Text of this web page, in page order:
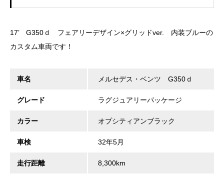
17’ G350ｄ フェアリーデザイン×グリッドver. 内装ブルーの
カスタム車両です！
車名 メルセデス・ベンツ G350ｄ
グレード ラグジュアリーパッケージ
カラー オプシティアンブラック
車検 32年5月
走行距離 8,300km